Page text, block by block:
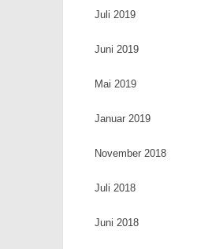
Juli 2019
Juni 2019
Mai 2019
Januar 2019
November 2018
Juli 2018
Juni 2018